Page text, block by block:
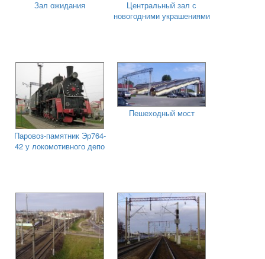
Зал ожидания
Центральный зал с
новогодними украшениями
Паровоз-памятник Эр764-
42 у локомотивного депо
Пешеходный мост